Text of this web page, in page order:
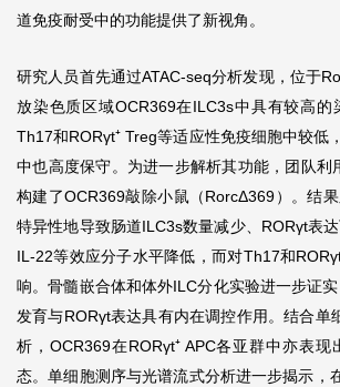
道免疫耐受中的功能提供了新视角。
研究人员首先通过ATAC-seq分析发现，位于
放染色质区域OCR369在ILC3s中具有较高的
Th17和RORγt⁺ Treg等适应性免疫细胞中较低
中也高度保守。为进一步解析其功能，团队利
构建了OCR369敲除小鼠（RorcΔ369）。结
特异性地导致肠道ILC3s数量减少、RORγt表
IL-22等效应分子水平降低，而对Th17和
响。骨髓嵌合体和体外ILC分化实验进一步证
发育与RORγt表达具有内在调控作用。结合单
析，OCR369在RORγt⁺ APC各亚群中亦表
态。单细胞测序与光谱流式分析进一步揭示，